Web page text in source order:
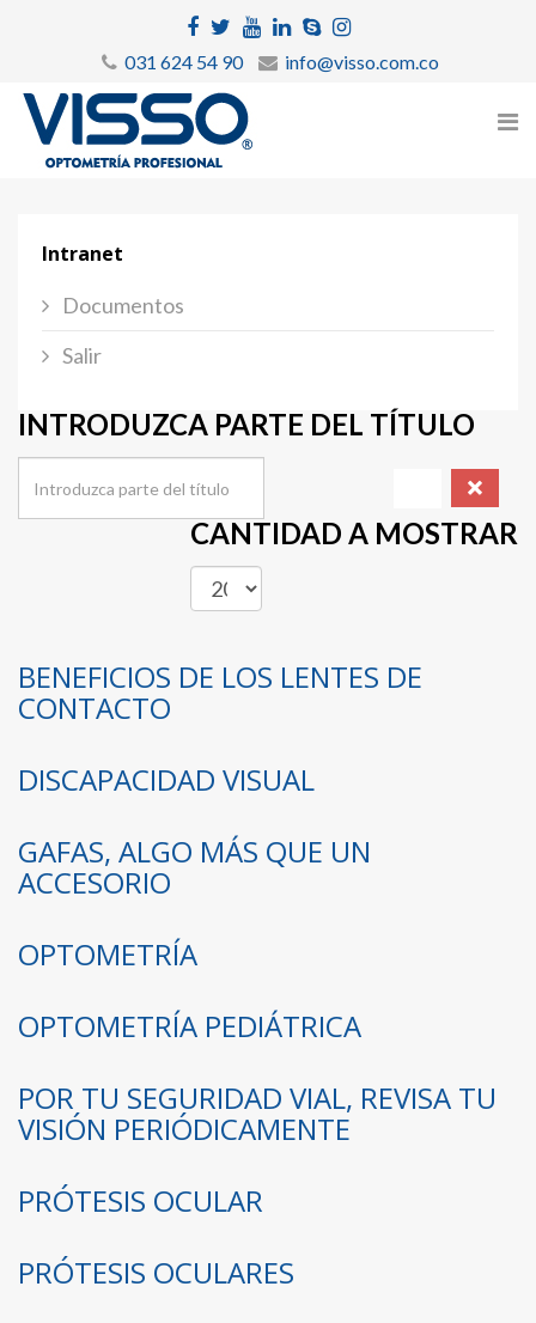
031 624 54 90 info@visso.com.co
Intranet
Documentos
Salir
INTRODUZCA PARTE DEL TÍTULO
CANTIDAD A MOSTRAR
BENEFICIOS DE LOS LENTES DE
CONTACTO
DISCAPACIDAD VISUAL
GAFAS, ALGO MÁS QUE UN
ACCESORIO
OPTOMETRÍA
OPTOMETRÍA PEDIÁTRICA
POR TU SEGURIDAD VIAL, REVISA TU
VISIÓN PERIÓDICAMENTE
PRÓTESIS OCULAR
PRÓTESIS OCULARES